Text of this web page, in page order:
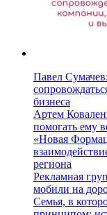
Павел
бизнеса
Артем
помогать ему
«Новая
региона
Рекламная
мобили на
Семья, в